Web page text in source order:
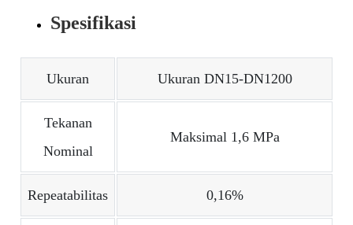
Spesifikasi
Ukuran Ukuran DN15-DN1200
Tekanan
Nominal
Maksimal 1,6 MPa
Repeatabilitas 0,16%